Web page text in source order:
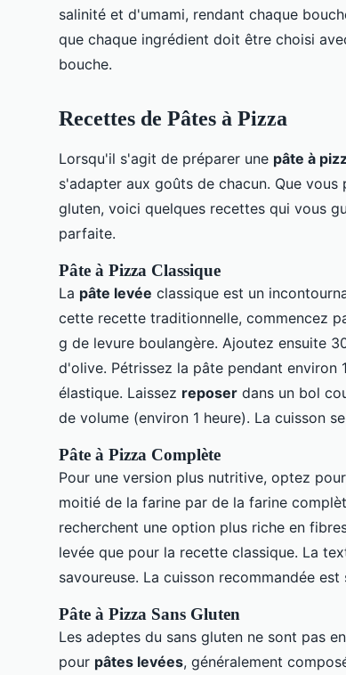
salinité et d'umami, rendant chaque
que chaque ingrédient doit être choisi
bouche.
Recettes de Pâtes à Pizza
Lorsqu'il s'agit de préparer une pâte à
s'adapter aux goûts de chacun. Que
gluten, voici quelques recettes qui vous
parfaite.
Pâte à Pizza Classique
La pâte levée classique est un
cette recette traditionnelle, commencez
g de levure boulangère. Ajoutez ensuite
d'olive. Pétrissez la pâte pendant environ
élastique. Laissez reposer dans un bol
de volume (environ 1 heure). La cuisson
Pâte à Pizza Complète
Pour une version plus nutritive, optez
moitié de la farine par de la farine
recherchent une option plus riche en
levée que pour la recette classique. La
savoureuse. La cuisson recommandée
Pâte à Pizza Sans Gluten
Les adeptes du sans gluten ne sont pas
pour pâtes levées, généralement